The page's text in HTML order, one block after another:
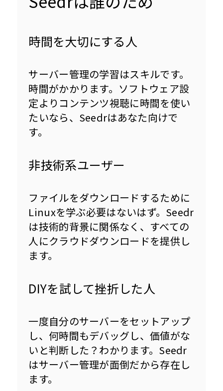
時間を大切にする人
サーバー管理の学習はスキルです。
時間がかかります。ソフトウェア設
定よりコンテンツ視聴に時間を使い
たいなら、Seedrはあなた向けで
す。
非技術系ユーザー
ファイルをダウンロードするために
Linuxを学ぶ必要はないはず。Seedr
は技術的背景に関係なく、すべての
人にクラウドダウンロードを提供し
ます。
DIYを試して挫折した人
一度自分のサーバーをセットアップ
し、何時間もデバッグし、価値がな
いと判断した？わかります。Seedr
はサーバー管理が面倒だから存在し
ます。